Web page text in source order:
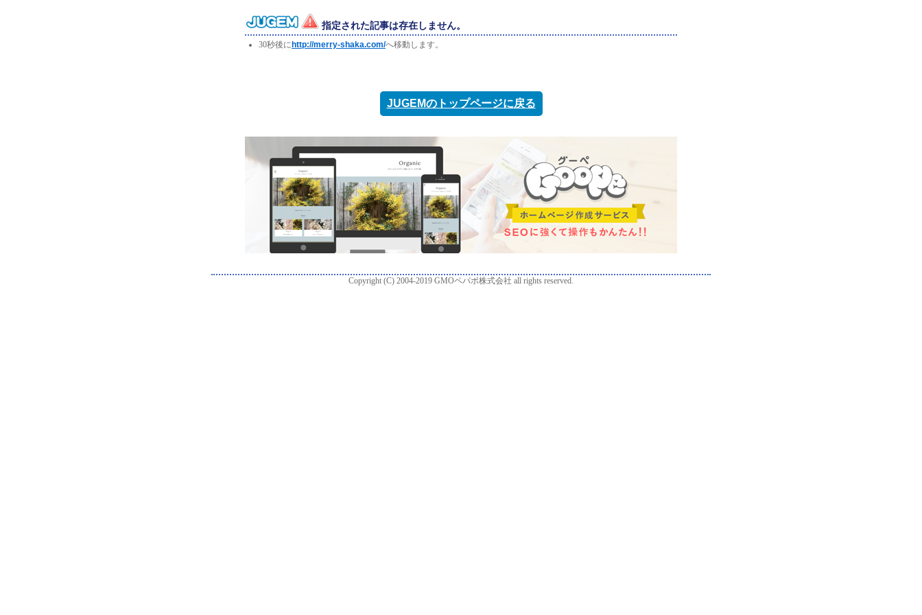
指定された記事は存在しません。
30秒後に http://merry-shaka.com/へ移動します。
JUGEMのトップページに戻る
Copyright (C) 2004-2019 GMOペパボ株式会社 all rights reserved.